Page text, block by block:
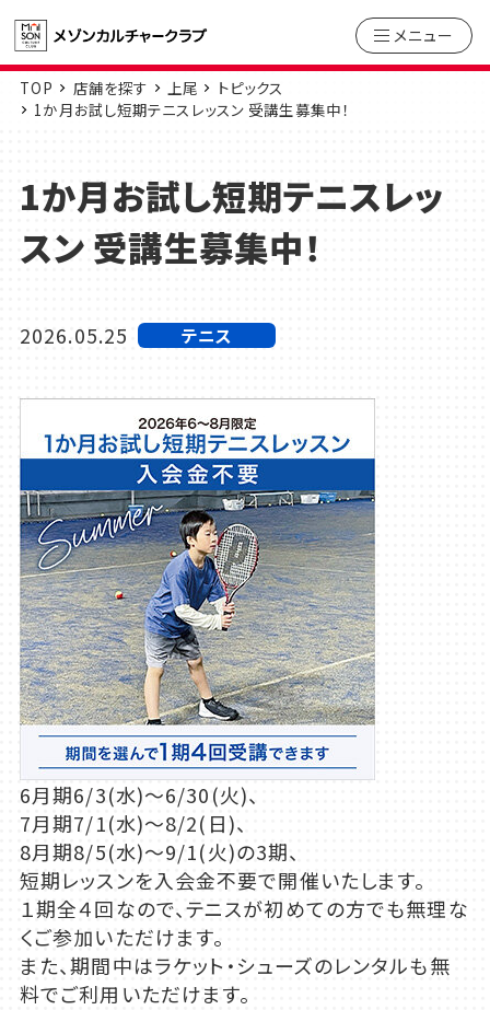
メニュー
TOP 店舗を探す 上尾
トピックス
1か月お試し短期テニスレッスン 受講生募集中！
1か月お試し短期テニスレッ
スン 受講生募集中！
2026.05.25 テニス
6月期6/3(水)～6/30(火)、
7月期7/1(水)～8/2(日)、
8月期8/5(水)～9/1(火)の3期、
短期レッスンを入会金不要で開催いたします。
１期全４回なので、テニスが初めての方でも無理な
くご参加いただけます。
また、期間中はラケット・シューズのレンタルも無
料でご利用いただけます。